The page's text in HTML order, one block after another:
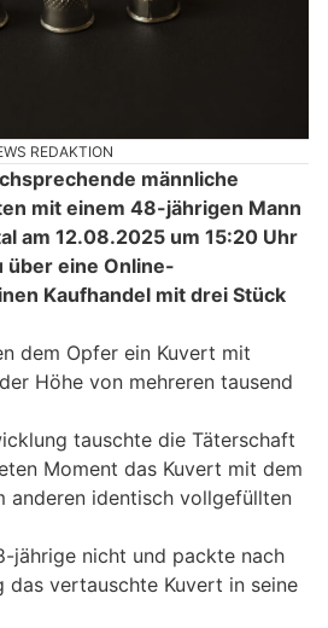
REDAKTION
männliche
mit einem 48-jährigen Mann
am 12.08.2025 um 15:20 Uhr
über eine Online-
Kaufhandel mit drei Stück
dem Opfer ein Kuvert mit
Höhe von mehreren tausend
tauschte die Täterschaft
Moment das Kuvert mit dem
anderen identisch vollgefüllten
jährige nicht und packte nach
das vertauschte Kuvert in seine